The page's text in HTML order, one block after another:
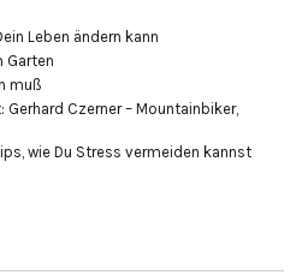
Leben ändern kann
Garten
muß
Czerner – Mountainbiker,
wie Du Stress vermeiden kannst